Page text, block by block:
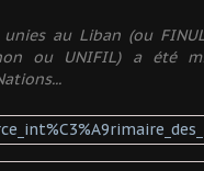
au Liban (ou
ou UNIFIL) a été